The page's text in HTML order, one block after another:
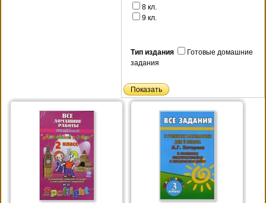
8 кл.
9 кл.
Тип издания
Готовые домашние
задания